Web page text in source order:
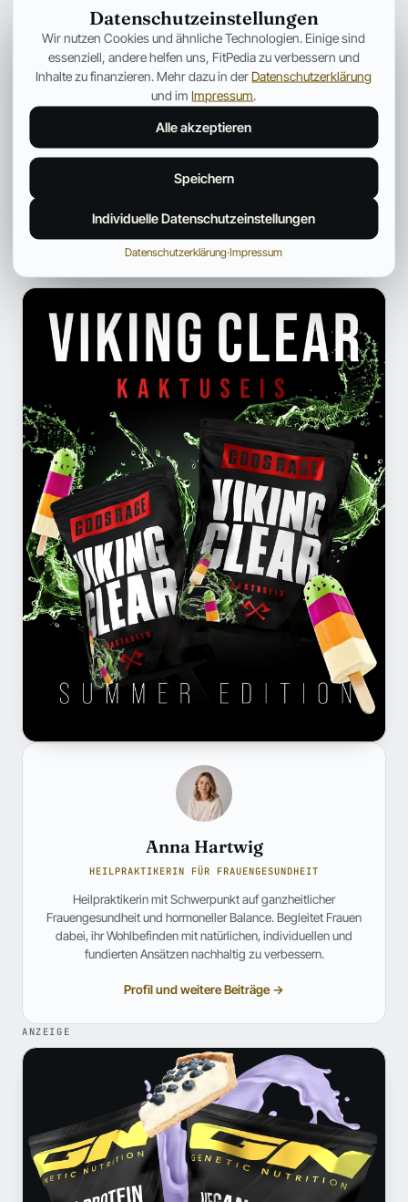
Kalorienreduzierung von 10-12% auf. Allerdings
hofft der Studen, dass der „resistente“ Suduru
Samba, ein auf Sri Lanka beheimateter Reis,
mit den „besseren“ Reissorten mithalten und
50 bis 60% weniger Kalorien aufweisen kann.
← Mehr aus Ernährung
Anna Hartwig
HEILPRAKTIKERIN FÜR FRAUENGESUNDHEIT
Heilpraktikerin mit Schwerpunkt auf ganzheitlicher
Frauengesundheit und hormoneller Balance. Begleitet Frauen
dabei, ihr Wohlbefinden mit natürlichen, individuellen und
fundierten Ansätzen nachhaltig zu verbessern.
Profil und weitere Beiträge →
ANZEIGE
Datenschutzeinstellungen
Wir nutzen Cookies und ähnliche Technologien. Einige sind
essenziell, andere helfen uns, FitPedia zu verbessern und
Inhalte zu finanzieren. Mehr dazu in der Datenschutzerklärung
und im Impressum
Alle akzeptieren
Speichern
Individuelle Datenschutzeinstellungen
Datenschutzerklärung·Impressum